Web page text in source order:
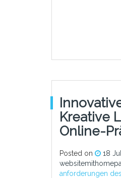
Kreative
Online-
Posted on 18
anforderungen